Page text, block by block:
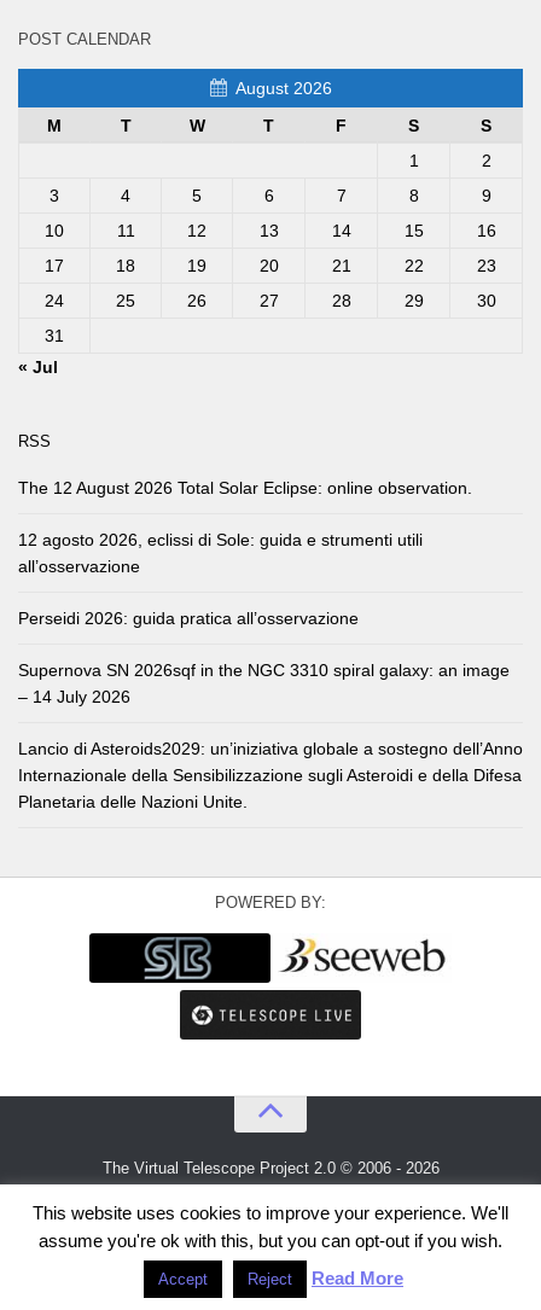
POST CALENDAR
August 2026
M
T W T F S
S
1
2
3
4 5 6 7 8
9
10
11 12 13 14 15
16
17
18 19 20 21 22
23
24
25 26 27 28 29
30
31
« Jul
RSS
The 12 August 2026 Total Solar Eclipse: online observation.
12 agosto 2026, eclissi di Sole: guida e strumenti utili
all’osservazione
Perseidi 2026: guida pratica all’osservazione
Supernova SN 2026sqf in the NGC 3310 spiral galaxy: an image
– 14 July 2026
Lancio di Asteroids2029: un’iniziativa globale a sostegno dell’Anno
Internazionale della Sensibilizzazione sugli Asteroidi e della Difesa
Planetaria delle Nazioni Unite.
POWERED BY:
The Virtual Telescope Project 2.0 © 2006 - 2026
This website uses cookies to improve your experience. We'll
assume you're ok with this, but you can opt-out if you wish.
Accept Reject Read More